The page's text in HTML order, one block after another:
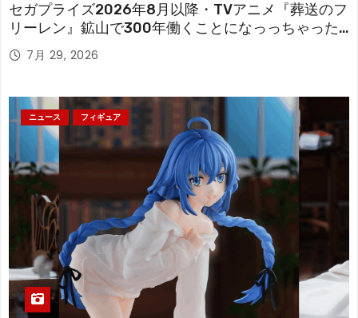
セガプライズ2026年8月以降・TVアニメ『葬送のフ
リーレン』鉱山で300年働くことになっっちゃった
「フリーレン」を立体化！
7月 29, 2026
ニュース フィギュア